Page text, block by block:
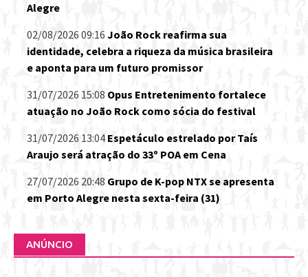
Alegre
02/08/2026 09:16 João Rock reafirma sua
identidade, celebra a riqueza da música brasileira
e aponta para um futuro promissor
31/07/2026 15:08 Opus Entretenimento fortalece
atuação no João Rock como sócia do festival
31/07/2026 13:04 Espetáculo estrelado por Taís
Araujo será atração do 33º POA em Cena
27/07/2026 20:48 Grupo de K-pop NTX se apresenta
em Porto Alegre nesta sexta-feira (31)
ANÚNCIO